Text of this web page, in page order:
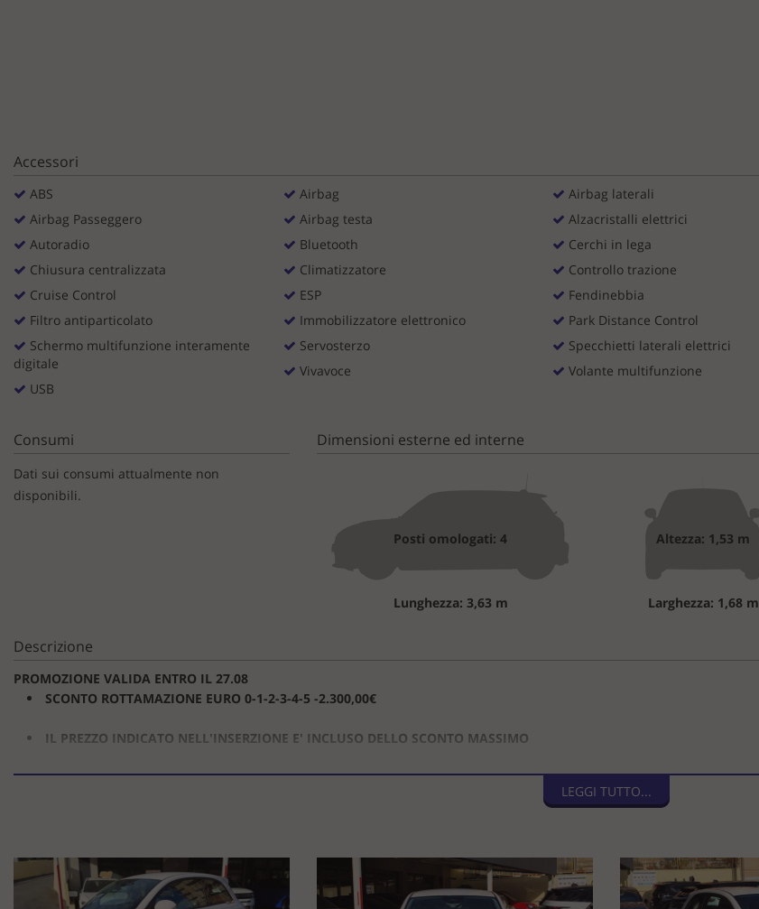
Accessori
ABS
Airbag Passeggero
Autoradio
Chiusura centralizzata
Cruise Control
Filtro antiparticolato
Schermo multifunzione interamente
digitale
USB
Airbag
Airbag testa
Bluetooth
Climatizzatore
ESP
Immobilizzatore elettronico
Servosterzo
Vivavoce
Airbag laterali
Alzacristalli elettrici
Cerchi in lega
Controllo trazione
Fendinebbia
Park Distance Control
Specchietti laterali elettrici
Volante multifunzione
Consumi
Dati sui consumi attualmente non
disponibili.
Dimensioni esterne ed interne
Posti omologati: 4
Lunghezza: 3,63 m
Altezza: 1,53 m
Larghezza: 1,68 m
Descrizione
PROMOZIONE VALIDA ENTRO IL 27.08
SCONTO ROTTAMAZIONE EURO 0-1-2-3-4-5 -2.300,00€
IL PREZZO INDICATO NELL'INSERZIONE E' INCLUSO DELLO SCONTO MASSIMO
MODELLO POP A PARTIRE DA 16450
Avviamento senza chiave
Keyless GoAvviso acustico cinture sicurezza su sedili anteriori
Cerchi in lega da 16'' bruniti 195/55 R16
LEGGI TUTTO...
policy.
Puoi
rivedere
e
le
tue
scelte
in
qualsiasi
momento.
Cookie necessari
Cookie di marketing